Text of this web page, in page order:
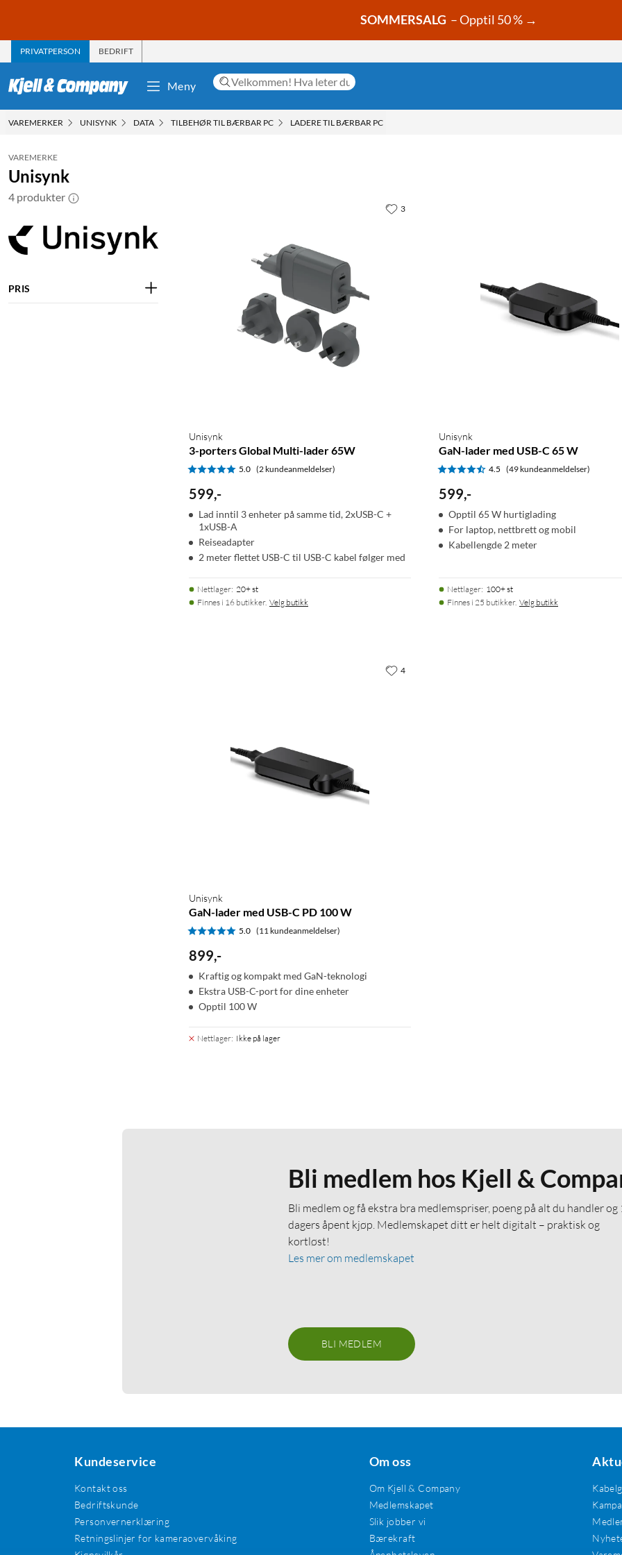
SOMMERSALG – Opptil 50 % →
PRIVATPERSON BEDRIFT
Meny
VAREMERKER UNISYNK DATA TILBEHØR TIL BÆRBAR PC LADERE TIL BÆRBAR PC
VAREMERKE
Unisynk
4 produkter
PRIS
Unisynk
3-porters Global Multi-lader 65W
5.0 (2 kundeanmeldelser)
599,-
Lad inntil 3 enheter på samme tid, 2xUSB-C +
1xUSB-A
Reiseadapter
2 meter flettet USB-C til USB-C kabel følger med
Nettlager: 20+ st
Finnes i 16 butikker. Velg butikk
3
Unisynk
GaN-lader med USB-C 65 W
4.5 (49 kundeanmeldelser)
599,-
Opptil 65 W hurtiglading
For laptop, nettbrett og mobil
Kabellengde 2 meter
Nettlager: 100+ st
Finnes i 25 butikker. Velg butikk
Unisynk
GaN-lader med USB-C PD 100 W
5.0 (11 kundeanmeldelser)
899,-
Kraftig og kompakt med GaN-teknologi
Ekstra USB-C-port for dine enheter
Opptil 100 W
Nettlager: Ikke på lager
4
Bli medlem hos Kjell &
Bli medlem og få ekstra bra medlemspriser, poeng på alt du handler og
dagers åpent kjøp. Medlemskapet ditt er helt digitalt – praktisk og
kortløst!
Les mer om medlemskapet
BLI MEDLEM
Kundeservice
Kontakt oss
Bedriftskunde
Personvernerklæring
Retningslinjer for kameraovervåking
Om oss
Om Kjell & Company
Medlemskapet
Slik jobber vi
Bærekraft